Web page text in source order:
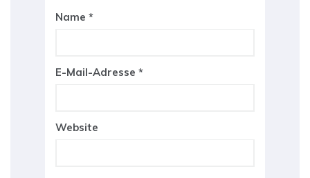
Name *
E-Mail-Adresse *
Website